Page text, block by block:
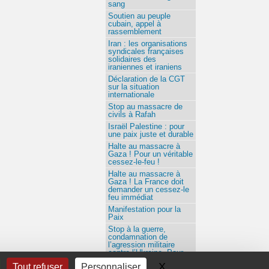
Tout refuser Personnaliser X
sang
Soutien au peuple
cubain, appel à
rassemblement
Iran : les organisations
syndicales françaises
solidaires des
iraniennes et iraniens
Déclaration de la CGT
sur la situation
internationale
Stop au massacre de
civils à Rafah
Israël Palestine : pour
une paix juste et durable
Halte au massacre à
Gaza ! Pour un véritable
cessez-le-feu !
Halte au massacre à
Gaza ! La France doit
demander un cessez-le
feu immédiat
Manifestation pour la
Paix
Stop à la guerre,
condamnation de
l’agression militaire
contre l’Ukraine, Pour
une solution négociée